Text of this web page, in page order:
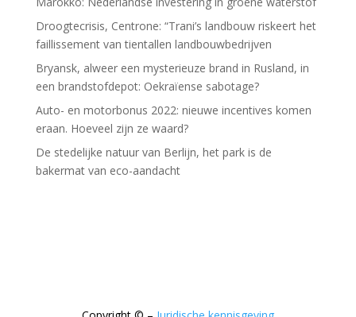
Droogtecrisis, Centrone: “Trani’s landbouw riskeert het
faillissement van tientallen landbouwbedrijven
Bryansk, alweer een mysterieuze brand in Rusland, in
een brandstofdepot: Oekraïense sabotage?
Auto- en motorbonus 2022: nieuwe incentives komen
eraan. Hoeveel zijn ze waard?
De stedelijke natuur van Berlijn, het park is de
bakermat van eco-aandacht